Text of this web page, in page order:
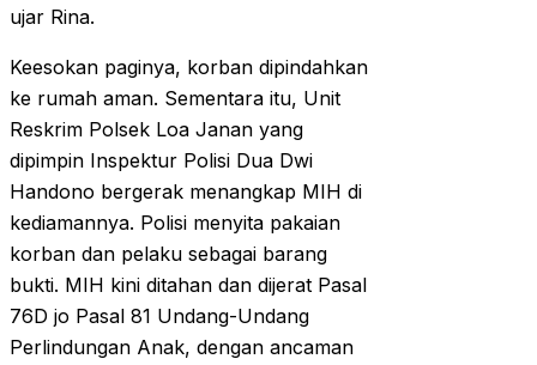
ujar Rina.
Keesokan paginya, korban dipindahkan
ke rumah aman. Sementara itu, Unit
Reskrim Polsek Loa Janan yang
dipimpin Inspektur Polisi Dua Dwi
Handono bergerak menangkap MIH di
kediamannya. Polisi menyita pakaian
korban dan pelaku sebagai barang
bukti. MIH kini ditahan dan dijerat Pasal
76D jo Pasal 81 Undang-Undang
Perlindungan Anak, dengan ancaman